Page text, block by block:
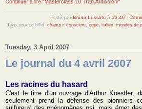
Continuer à lire "Masterclass 10 Trad.Ardiccioni"
Posté par Bruno Lussato à 13:49 |
Tags pour ce billet: champ r, conscient ergie italien mondes de
Tuesday, 3 April 2007
Le journal du 4 avril 2007
Les racines du hasard
C'est le titre d'un ouvrage d'Arthur Koestler,
seulement prend la défense des pionniers